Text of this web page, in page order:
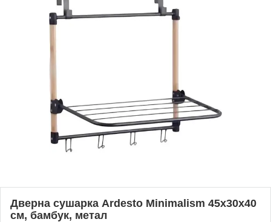
Дверна сушарка Ardesto Minimalism 45x30x40
см, бамбук, метал